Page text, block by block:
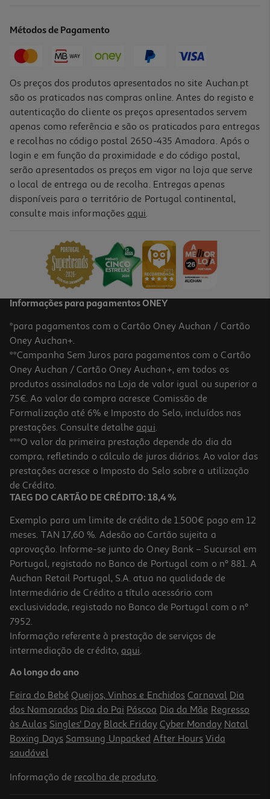
Smartwatch Cmf By Nothing Watch 3 Pro Light Grey
99,99 €
Smartwatch Oppo Watch X3 Titânio Cinza
349.99 €/un
349,99 €
Smartwatch Huawei Watch Gt5 Preto 46mm
139.99 €/un
139,99 €
Métodos de Pagamento
Os preços dos produtos apresentados no site Auchan.pt
são os praticados nas compras online. Antes do registo e
autenticação do cliente os preços apresentados servem
apenas como referência e são os praticados para entregas
e recolhas no código postal 2650-435 Amadora. Após o
login e em função da proximidade e do código postal,
serão apresentados os preços em vigor na loja que serve
o local de entrega ou de recolha. Entregas apenas
disponíveis para o território de Portugal continental,
consulte mais informações aqui.
Informações para pagamentos ONEY
*para pagamentos com o Cartão Oney Auchan / Cartão
Oney Auchan+.
**Campanha Sem Juros para pagamentos com o Cartão
Oney Auchan / Cartão Oney Auchan+, em todos os
produtos assinalados na Loja de valor igual ou superior a
75€. Ao valor da compra acresce Comissão de
Formalização até 6% e Imposto do Selo, incluídos nas
prestações. Consulte detalhe aqui.
***O valor da primeira prestação depende do dia da
compra, refletindo o cálculo de juros diários. Ao valor das
prestações acresce o Imposto do Selo sobre a utilização
de Crédito.
TAEG DO CARTÃO DE CRÉDITO: 18,4 %
Exemplo para um limite de crédito de 1.500€ pago em 12
meses. TAN 17,60 %. Adesão ao Cartão sujeita a
aprovação. Informe-se junto do Oney Bank – Sucursal em
Portugal, registado no Banco de Portugal com o nº 881. A
Auchan Retail Portugal, S.A. atua na qualidade de
Intermediário de Crédito a título acessório com
exclusividade, registado no Banco de Portugal com o nº
7952.
Informação referente à prestação de serviços de
intermediação de crédito, aqui.
Ao longo do ano
Feira do Bebé Queijos, Vinhos e Enchidos Carnaval Dia
dos Namorados Dia do Pai Páscoa Dia da Mãe Regresso
às Aulas Singles' Day Black Friday Cyber Monday Natal
Boxing Days Samsung Unpacked After Hours Vida
saudável
Informação de recolha de produto.